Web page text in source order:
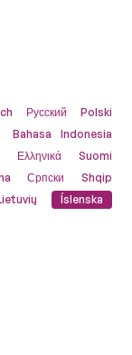
Русский
Polski
Bahasa Indonesia
Ελληνικά
Suomi
Српски
Shqip
Íslenska